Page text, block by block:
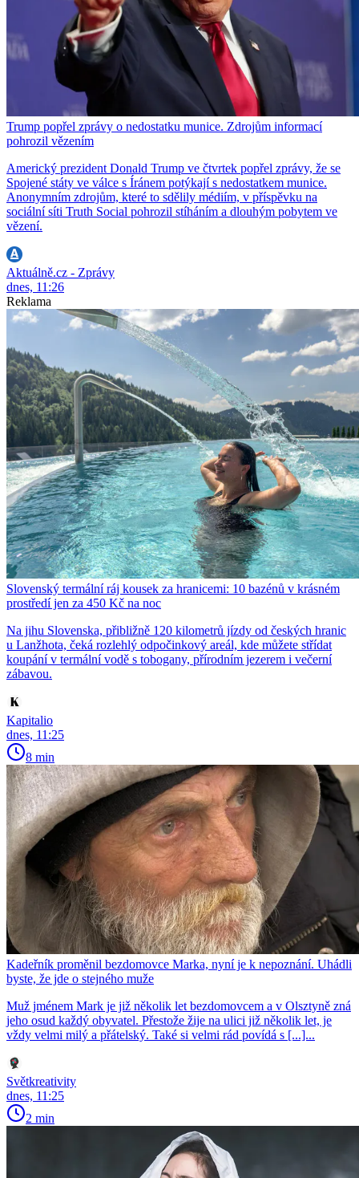
Trump popřel zprávy o nedostatku munice. Zdrojům informací
pohrozil vězením
Americký prezident Donald Trump ve čtvrtek popřel zprávy, že se
Spojené státy ve válce s Íránem potýkají s nedostatkem munice.
Anonymním zdrojům, které to sdělily médiím, v příspěvku na
sociální síti Truth Social pohrozil stíháním a dlouhým pobytem ve
vězení.
Aktuálně.cz - Zprávy
dnes, 11:26
Reklama
Slovenský termální ráj kousek za hranicemi: 10 bazénů v krásném
prostředí jen za 450 Kč na noc
Na jihu Slovenska, přibližně 120 kilometrů jízdy od českých hranic
u Lanžhota, čeká rozlehlý odpočinkový areál, kde můžete střídat
koupání v termální vodě s tobogany, přírodním jezerem i večerní
zábavou.
Kapitalio
dnes, 11:25
8 min
Kadeřník proměnil bezdomovce Marka, nyní je k nepoznání. Uhádli
byste, že jde o stejného muže
Muž jménem Mark je již několik let bezdomovcem a v Olsztyně zná
jeho osud každý obyvatel. Přestože žije na ulici již několik let, je
vždy velmi milý a přátelský. Také si velmi rád povídá s [...]...
Světkreativity
dnes, 11:25
2 min